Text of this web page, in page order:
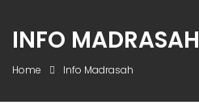
INFO MADRASAH
Home Info Madrasah